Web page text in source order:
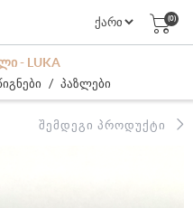
(0)
- LUKA
/ პაზლები
ᲨᲔᲛᲓᲔᲒᲘ ᲞᲠᲝᲓᲣᲥᲢᲘ